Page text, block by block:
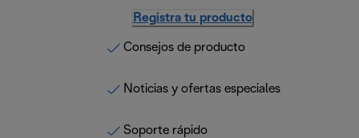
Registra tu producto
Consejos de producto
Noticias y ofertas especiales
Soporte rápido